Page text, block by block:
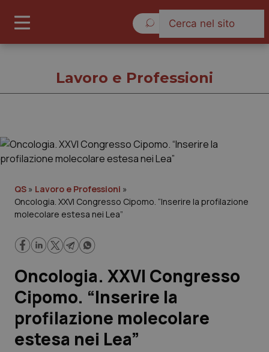
Governo e Parlamento
Regioni e Asl
Lavoro e Professioni
Scienza e Farmaci
Studi e Analisi
Lavoro e Professioni
QS » Lavoro e Professioni »
Oncologia. XXVI Congresso Cipomo. “Inserire la profilazione
molecolare estesa nei Lea”
Oncologia. XXVI Congresso
Cipomo. “Inserire la
profilazione molecolare
estesa nei Lea”